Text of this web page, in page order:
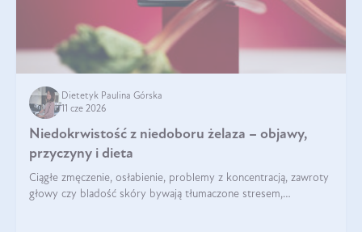
Dietetyk Paulina Górska
11 cze 2026
Niedokrwistość z niedoboru żelaza – objawy,
przyczyny i dieta
Ciągłe zmęczenie, osłabienie, problemy z koncentracją, zawroty
głowy czy bladość skóry bywają tłumaczone stresem,